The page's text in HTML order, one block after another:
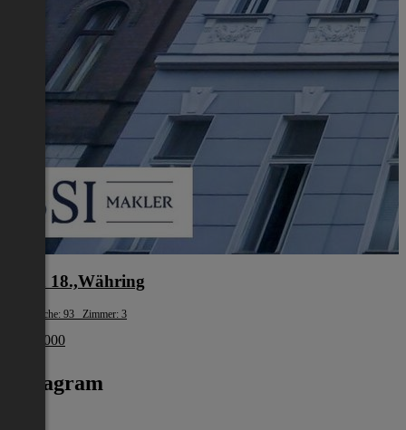
Wien 18.,Währing
Wohnfläche: 93 Zimmer: 3
€ 329 000
Instagram